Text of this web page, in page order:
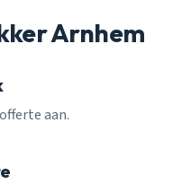
Arnhem
aan.